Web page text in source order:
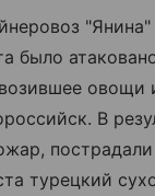
было
овощи
В
турецкий